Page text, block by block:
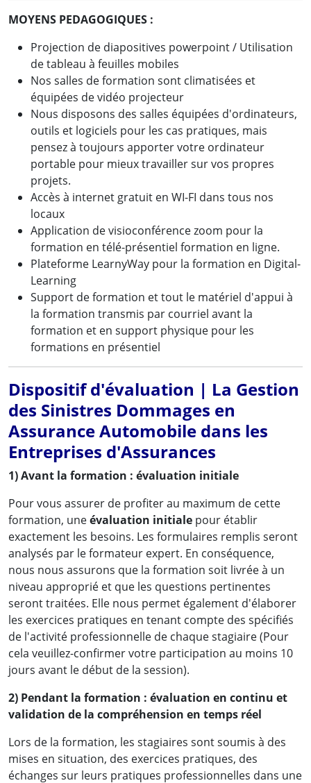
MOYENS PEDAGOGIQUES :
Projection de diapositives powerpoint / Utilisation
de tableau à feuilles mobiles
Nos salles de formation sont climatisées et
équipées de vidéo projecteur
Nous disposons des salles équipées d'ordinateurs,
outils et logiciels pour les cas pratiques, mais
pensez à toujours apporter votre ordinateur
portable pour mieux travailler sur vos propres
projets.
Accès à internet gratuit en WI-FI dans tous nos
locaux
Application de visioconférence zoom pour la
formation en télé-présentiel formation en ligne.
Plateforme LearnyWay pour la formation en Digital-
Learning
Support de formation et tout le matériel d'appui à
la formation transmis par courriel avant la
formation et en support physique pour les
formations en présentiel
Dispositif d'évaluation | La Gestion
des Sinistres Dommages en
Assurance Automobile dans les
Entreprises d'Assurances
1) Avant la formation : évaluation initiale
Pour vous assurer de profiter au maximum de cette
formation, uneévaluation initiale pour établir
exactement les besoins. Les formulaires remplis seront
analysés par le formateur expert. En conséquence,
nous nous assurons que la formation soit livrée à un
niveau approprié et que les questions pertinentes
seront traitées. Elle nous permet également d'élaborer
les exercices pratiques en tenant compte des spécifiés
de l'activité professionnelle de chaque stagiaire (Pour
cela veuillez-confirmer votre participation au moins 10
jours avant le début de la session).
2) Pendant la formation : évaluation en continu et
validation de la compréhension en temps réel
Lors de la formation, les stagiaires sont soumis à des
mises en situation, des exercices pratiques, des
échanges sur leurs pratiques professionnelles dans une